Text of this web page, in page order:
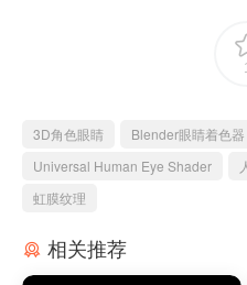
3D角色眼睛 Blender眼睛着色器
Universal Human Eye Shader
虹膜纹理
相关推荐